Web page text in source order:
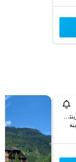
Dellach 54, ميلستات, كارينثيا, النمسا